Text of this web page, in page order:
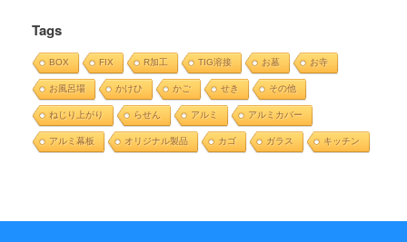
Tags
BOX FIX R加工 TIG溶接 お墓 お寺
お風呂場 かけひ かご せき その他
ねじり上がり らせん アルミ アルミカバー
アルミ幕板 オリジナル製品 カゴ ガラス キッチン